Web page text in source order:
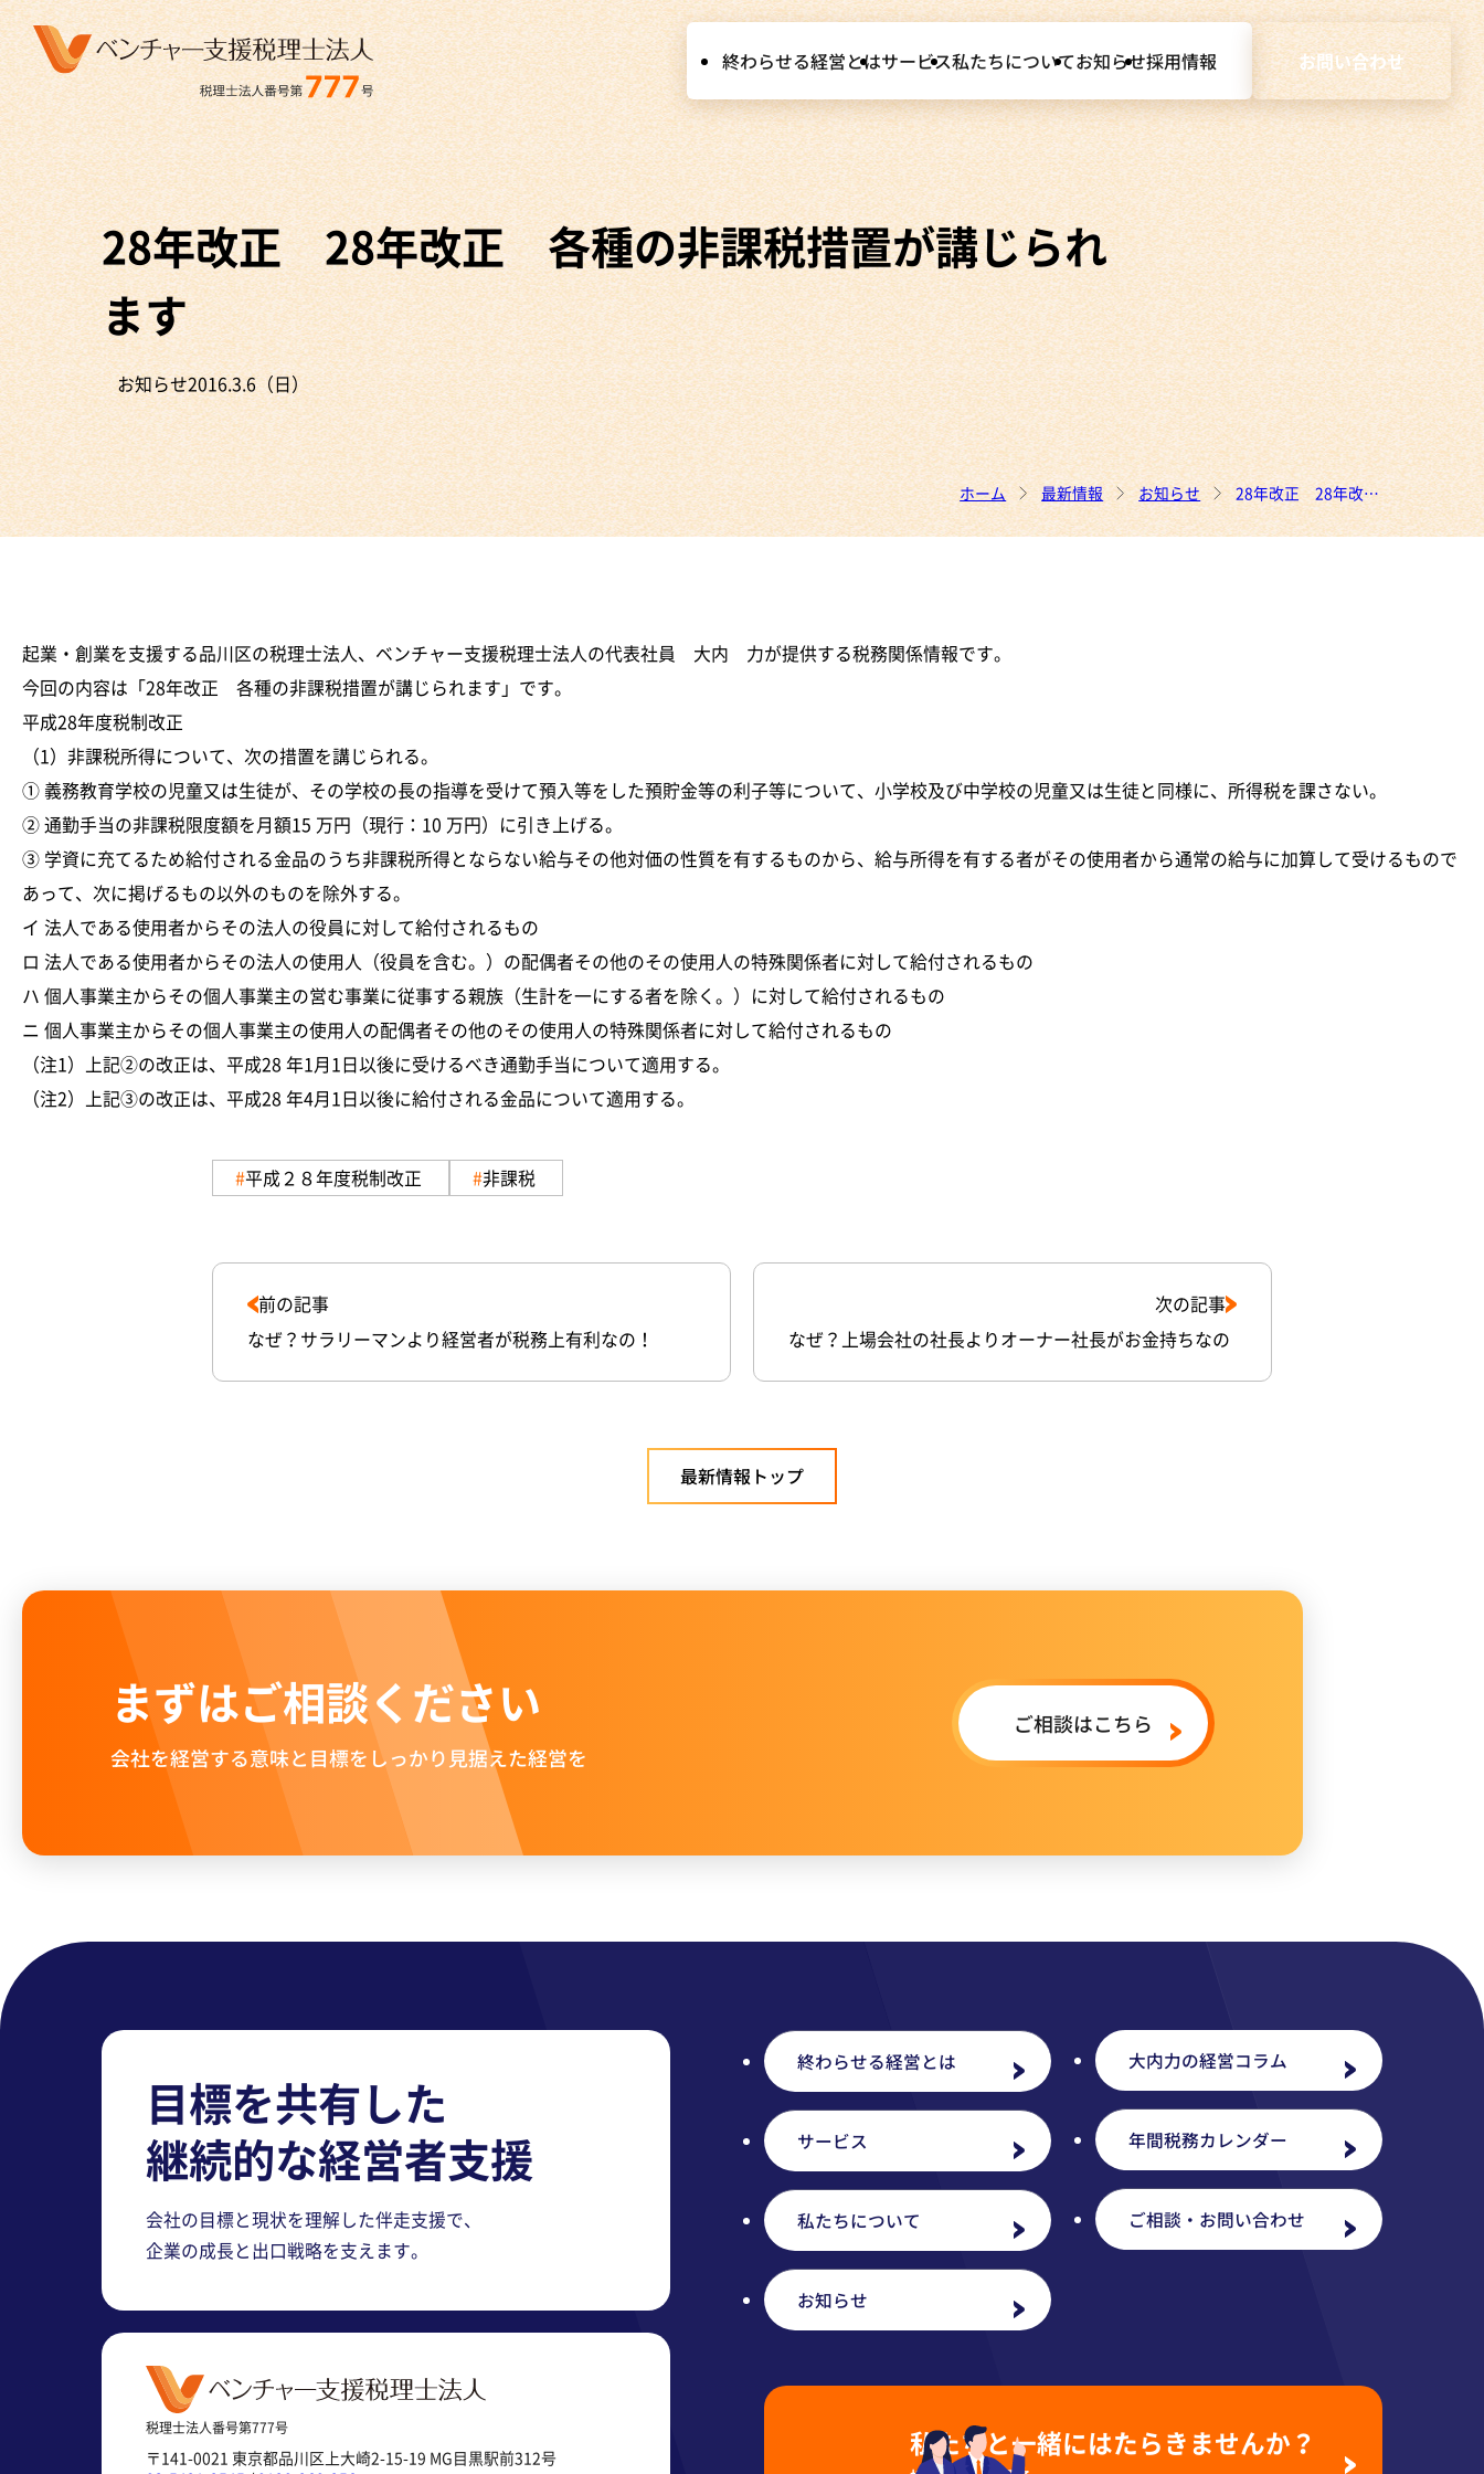
終わらせる経営とはサービス私たちについてお知らせ採用情報 お問い合わせ
28年改正 28年改正 各種の非課税措置が講じられ
ます
お知らせ2016.3.6（日）
ホーム 最新情報 お知らせ 28年改正 28年改正 各種の非課税措置が講じられます
起業・創業を支援する品川区の税理士法人、ベンチャー支援税理士法人の代表社員 大内 力が提供する税務関係情報です。
今回の内容は「28年改正 各種の非課税措置が講じられます」です。
平成28年度税制改正
（1）非課税所得について、次の措置を講じられる。
① 義務教育学校の児童又は生徒が、その学校の長の指導を受けて預入等をした預貯金等の利子等について、小学校及び中学校の児童又は生徒と同様に、所得税を課さない。
② 通勤手当の非課税限度額を月額15 万円（現行：10 万円）に引き上げる。
③ 学資に充てるため給付される金品のうち非課税所得とならない給与その他対価の性質を有するものから、給与所得を有する者がその使用者から通常の給与に加算して受けるもので
あって、次に掲げるもの以外のものを除外する。
イ 法人である使用者からその法人の役員に対して給付されるもの
ロ 法人である使用者からその法人の使用人（役員を含む。）の配偶者その他のその使用人の特殊関係者に対して給付されるもの
ハ 個人事業主からその個人事業主の営む事業に従事する親族（生計を一にする者を除く。）に対して給付されるもの
ニ 個人事業主からその個人事業主の使用人の配偶者その他のその使用人の特殊関係者に対して給付されるもの
（注1）上記②の改正は、平成28 年1月1日以後に受けるべき通勤手当について適用する。
（注2）上記③の改正は、平成28 年4月1日以後に給付される金品について適用する。
平成２８年度税制改正 非課税
前の記事
なぜ？サラリーマンより経営者が税務上有利なの！
次の記事
なぜ？上場会社の社長よりオーナー社長がお金持ちなの
最新情報トップ
まずはご相談ください
会社を経営する意味と目標をしっかり見据えた経営を
ご相談はこちら
目標を共有した
継続的な経営者支援
会社の目標と現状を理解した伴走支援で、
企業の成長と出口戦略を支えます。
税理士法人番号第777号
〒141-0021 東京都品川区上大崎2-15-19 MG目黒駅前312号
終わらせる経営とは
サービス
私たちについて
お知らせ
大内力の経営コラム
年間税務カレンダー
ご相談・お問い合わせ
私たちと一緒にはたらきませんか？